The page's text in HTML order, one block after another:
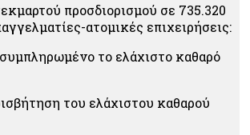
προσδιορισμού σε 735.320
ατομικές επιχειρήσεις:
το ελάχιστο καθαρό
του ελάχιστου καθαρού